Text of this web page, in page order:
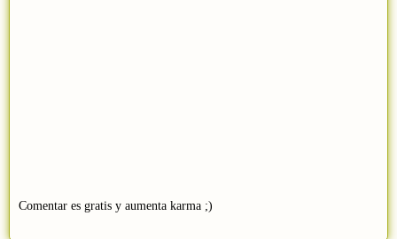
Comentar es gratis y aumenta karma ;)